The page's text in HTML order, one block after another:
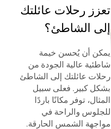
تعزز رحلات عائلتك
إلى الشاطئ؟
يمكن أن يُحسن خيمة
شاطئية عالية الجودة من
رحلات عائلتك إلى الشاطئ
بشكل كبير. فعلى سبيل
المثال، توفر مكانًا باردًا
للجلوس والراحة في
مواجهة الشمس الحارقة.